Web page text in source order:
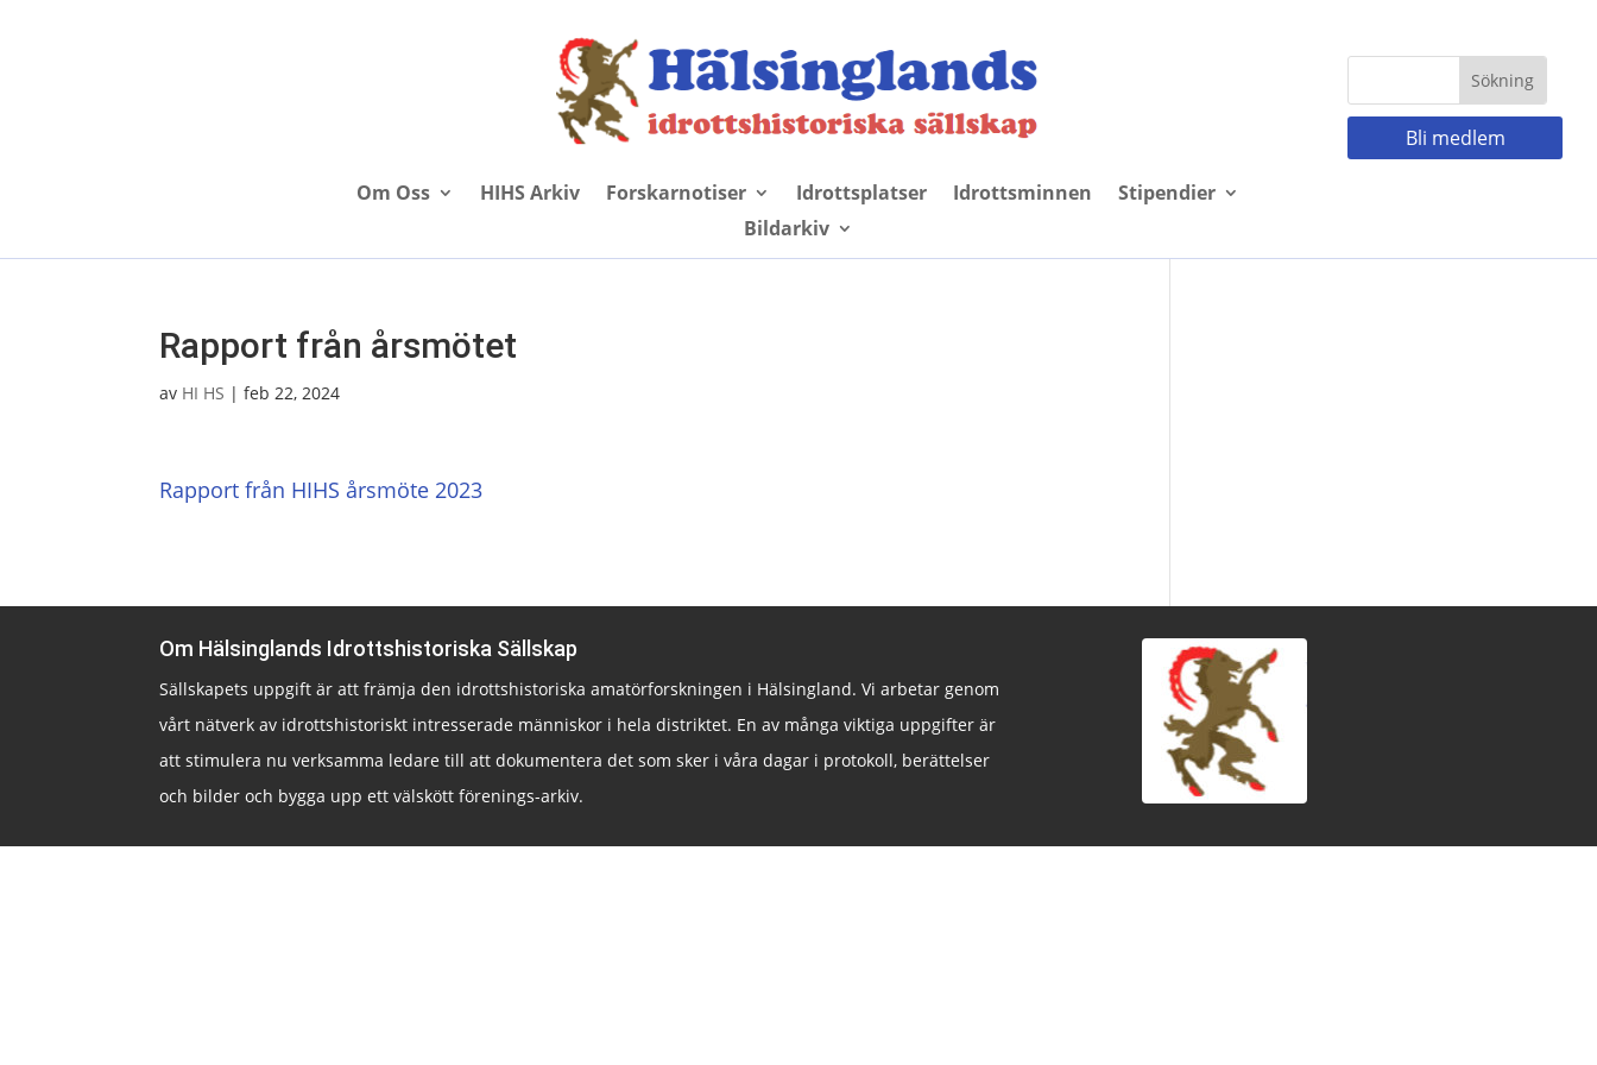
Om Oss HIHS Arkiv Forskarnotiser Idrottsplatser Idrottsminnen
Stipendier
Bildarkiv
Bli medlem
Rapport från årsmötet
av HI HS |feb 22, 2024
Rapport från HIHS årsmöte 2023
Om Hälsinglands Idrottshistoriska Sällskap
Sällskapets uppgift är att främja den idrottshistoriska amatörforskningen i Hälsingland. Vi arbetar genom
vårt nätverk av idrottshistoriskt intresserade människor i hela distriktet. En av många viktiga uppgifter är
att stimulera nu verksamma ledare till att dokumentera det som sker i våra dagar i protokoll, berättelser
och bilder och bygga upp ett välskött förenings-arkiv.